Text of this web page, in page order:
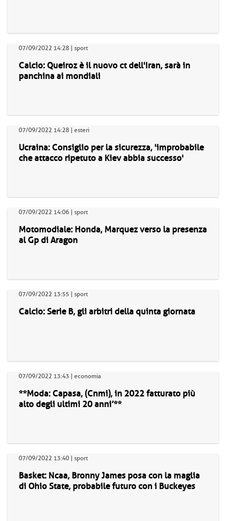
07/09/2022 14:28 | sport
Calcio: Queiroz è il nuovo ct dell'Iran, sarà in
panchina ai mondiali
07/09/2022 14:28 | esteri
Ucraina: Consiglio per la sicurezza, 'improbabile
che attacco ripetuto a Kiev abbia successo'
07/09/2022 14:06 | sport
Motomodiale: Honda, Marquez verso la presenza
al Gp di Aragon
07/09/2022 13:55 | sport
Calcio: Serie B, gli arbitri della quinta giornata
07/09/2022 13:43 | economia
**Moda: Capasa, (Cnmi), in 2022 fatturato più
alto degli ultimi 20 anni’**
07/09/2022 13:40 | sport
Basket: Ncaa, Bronny James posa con la maglia
di Ohio State, probabile futuro con i Buckeyes